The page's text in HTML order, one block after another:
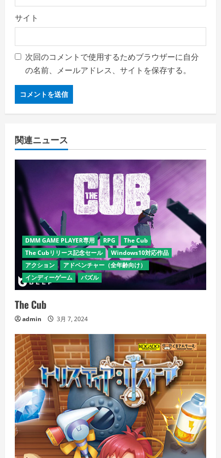
サイト
次回のコメントで使用するためブラウザーに自分
の名前、メールアドレス、サイトを保存する。
関連ニュース
DMM GAME PLAYER専用 RPG
The Cub
The Cubリリース記念セール
Windows10対応作品
アクション
アドベンチャー（全年齢向け）
インディーゲーム
パズル
The Cub
admin 3月 7, 2024